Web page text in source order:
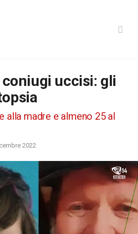
uccisi: gli
alla madre e almeno 25 al
2022